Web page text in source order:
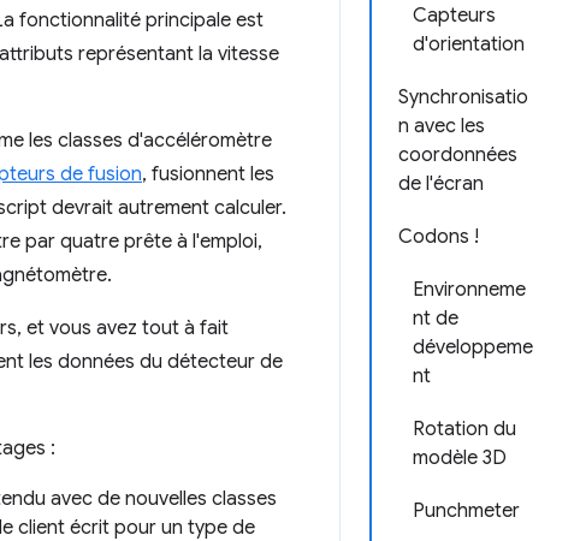
Capteurs
d'orientation
Synchronisatio
n avec les
coordonnées
de l'écran
Codons !
Environneme
nt de
développeme
nt
Rotation du
modèle 3D
Punchmeter
fonctionnalité principale est
représentant la vitesse
les classes d'accéléromètre
de fusion, fusionnent les
devrait autrement calculer.
par quatre prête à l'emploi,
et vous avez tout à fait
les données du détecteur de
:
avec de nouvelles classes
client écrit pour un type de